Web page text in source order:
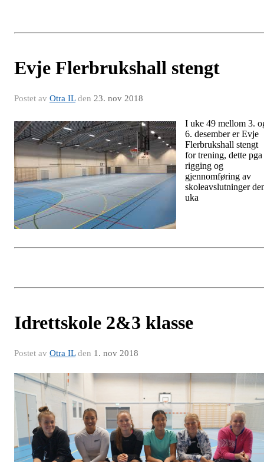
Evje Flerbrukshall stengt
Postet av Otra ILden 23. nov 2018
I uke 49 mellom 3.
6. desember er Evje
Flerbrukshall stengt
for trening, dette pga
rigging og
gjennomføring av
skoleavslutninger
uka
Idrettskole 2&3 klasse
Postet av Otra ILden 1. nov 2018